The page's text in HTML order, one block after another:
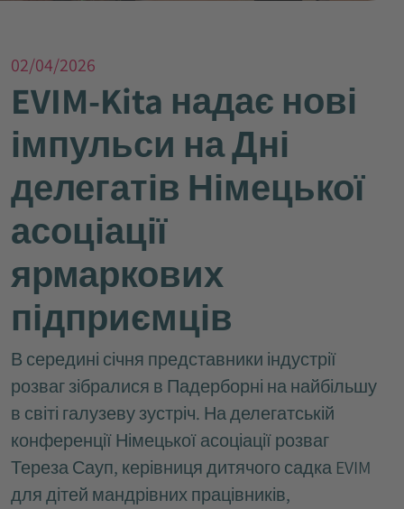
02/04/2026
EVIM-Kita надає нові
імпульси на Дні
делегатів Німецької
асоціації
ярмаркових
підприємців
В середині січня представники індустрії
розваг зібралися в Падерборні на найбільшу
в світі галузеву зустріч. На делегатській
конференції Німецької асоціації розваг
Тереза Сауп, керівниця дитячого садка EVIM
для дітей мандрівних працівників,